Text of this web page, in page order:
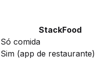
StackFood
Só comida
Sim (app de restaurante)